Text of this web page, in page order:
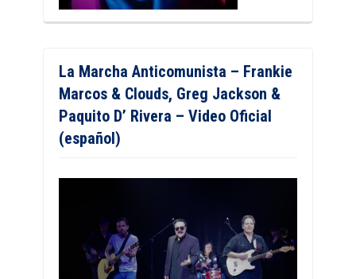
La Marcha Anticomunista – Frankie
Marcos & Clouds, Greg Jackson &
Paquito D’ Rivera – Video Oficial
(español)